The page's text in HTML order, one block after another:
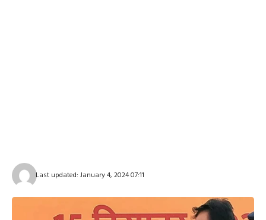
Last updated: January 4, 2024 07:11